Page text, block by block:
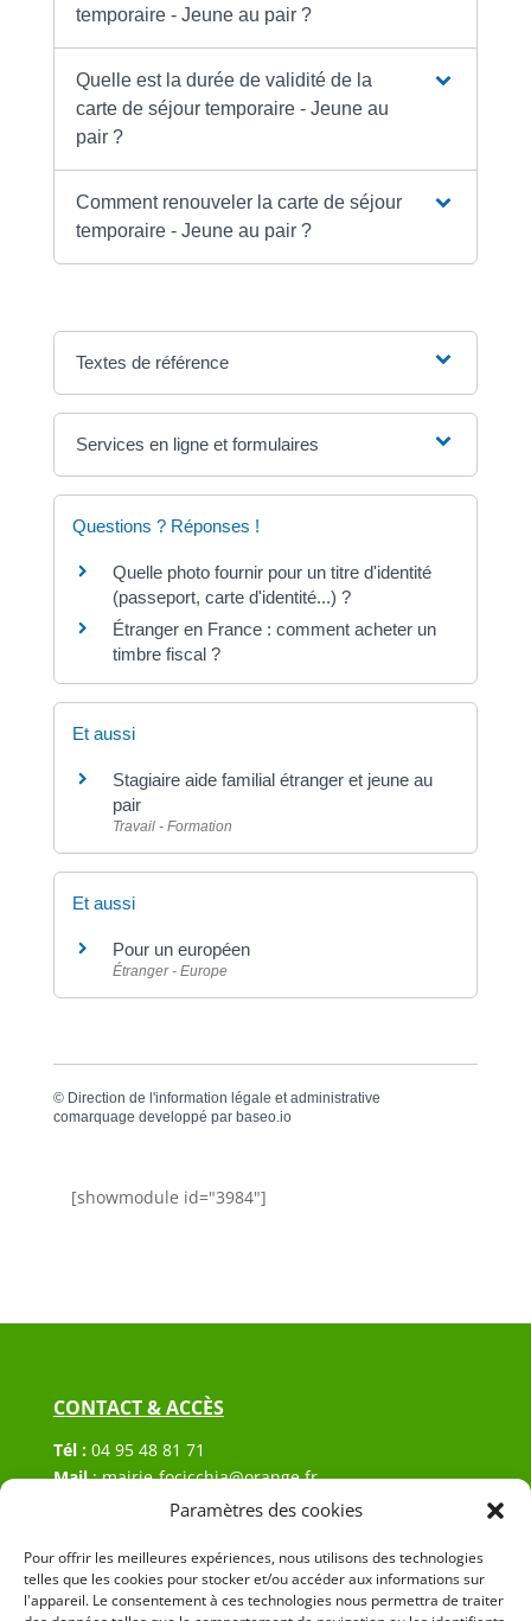
Paramètres des cookies
Pour offrir les meilleures expériences, nous utilisons des technologies
telles que les cookies pour stocker et/ou accéder aux informations sur
l'appareil. Le consentement à ces technologies nous permettra de traiter
temporaire - Jeune au pair ?
Quelle est la durée de validité de la
carte de séjour temporaire - Jeune au
pair ?
Comment renouveler la carte de séjour
temporaire - Jeune au pair ?
Textes de référence
Services en ligne et formulaires
Questions ? Réponses !
Quelle photo fournir pour un titre d'identité
(passeport, carte d'identité...) ?
Étranger en France : comment acheter un
timbre fiscal ?
Et aussi
Stagiaire aide familial étranger et jeune au
pair
Travail - Formation
Et aussi
Pour un européen
Étranger - Europe
© Direction de l'information légale et administrative
comarquage developpé par baseo.io
[showmodule id="3984"]
CONTACT & ACCÈS
Tél : 04 95 48 81 71
Mail:mairie-focicchia@orange.fr
Hôtel de ville de Focicchia
20212 Focicchia